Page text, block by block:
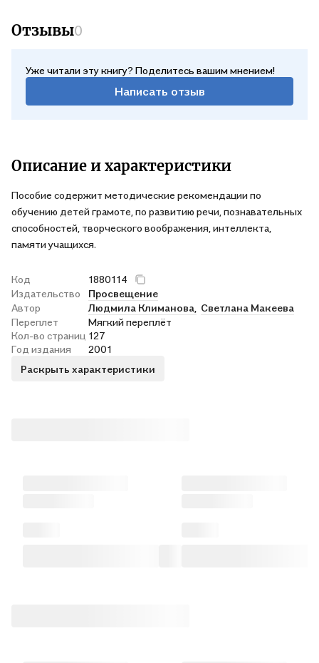
Отзывы0
Уже читали эту книгу? Поделитесь вашим мнением!
Написать отзыв
Описание и характеристики
Пособие содержит методические рекомендации по
обучению детей грамоте, по развитию речи, познавательных
способностей, творческого воображения, интеллекта,
памяти учащихся.
Код
1880114
Издательство
Просвещение
Автор
Людмила Климанова, Светлана Макеева
Переплет
Мягкий переплёт
Кол-во страниц 127
Год издания
2001
Раскрыть характеристики